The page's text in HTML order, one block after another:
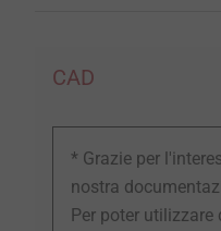
CAD
* Grazie per
nostra
Per poter utilizzare